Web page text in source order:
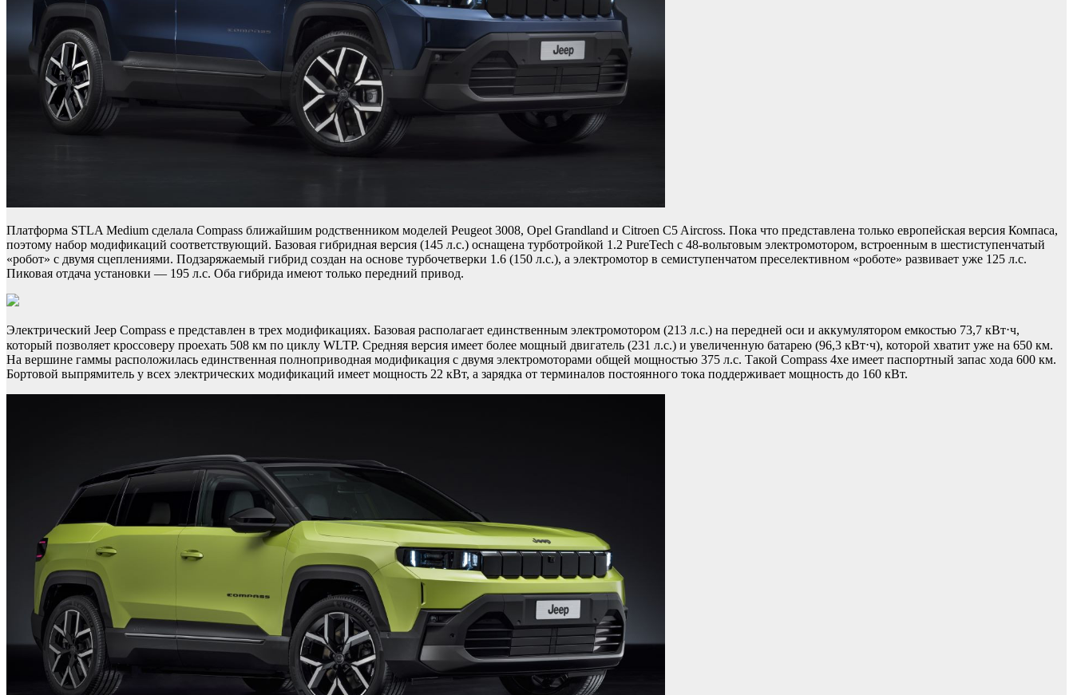
Платформа STLA Medium сделала Compass ближайшим родственником моделей Peugeot 3008, Opel Grandland и Citroen C5 Aircross. Пока что представлена только европейская версия Компаса,
поэтому набор модификаций соответствующий. Базовая гибридная версия (145 л.с.) оснащена турботройкой 1.2 PureTech с 48-вольтовым электромотором, встроенным в шестиступенчатый
«робот» с двумя сцеплениями. Подзаряжаемый гибрид создан на основе турбочетверки 1.6 (150 л.с.), а электромотор в семиступенчатом преселективном «роботе» развивает уже 125 л.с.
Пиковая отдача установки — 195 л.с. Оба гибрида имеют только передний привод.
Электрический Jeep Compass e представлен в трех модификациях. Базовая располагает единственным электромотором (213 л.с.) на передней оси и аккумулятором емкостью 73,7 кВт⋅ч,
который позволяет кроссоверу проехать 508 км по циклу WLTP. Средняя версия имеет более мощный двигатель (231 л.с.) и увеличенную батарею (96,3 кВт⋅ч), которой хватит уже на 650 км.
На вершине гаммы расположилась единственная полноприводная модификация с двумя электромоторами общей мощностью 375 л.с. Такой Compass 4xe имеет паспортный запас хода 600 км.
Бортовой выпрямитель у всех электрических модификаций имеет мощность 22 кВт, а зарядка от терминалов постоянного тока поддерживает мощность до 160 кВт.